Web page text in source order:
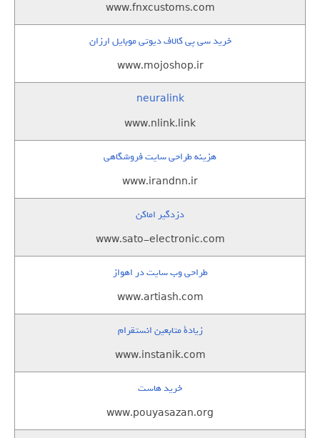
www.fnxcustoms.com
خرید سی پی کالاف دیوتی موبایل ارزان
www.mojoshop.ir
neuralink
www.nlink.link
هزینه طراحی سایت فروشگاهی
www.irandnn.ir
دزدگیر اماکن
www.sato-electronic.com
طراحی وب سایت در اهواز
www.artiash.com
زيادة متابعين انستقرام
www.instanik.com
خرید هاست
www.pouyasazan.org